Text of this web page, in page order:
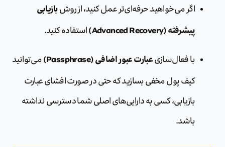
اگر می‌خواهید حرفه‌ای‌تر عمل کنید، از روش بازیابی
پیشرفته (Advanced Recovery)
استفاده کنید.
با فعال‌سازی عبارت عبور اضافی (Passphrase) می‌توانید
کیف پول مخفی بسازید که حتی در صورت افشای عبارت
بازیابی، کسی به دارایی‌های اصلی شما دسترسی نداشته
باشد.